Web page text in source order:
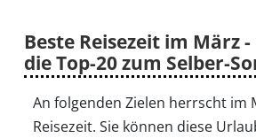
Beste Reisezeit im März -
die Top-20 zum Selber-
An folgenden Zielen herrscht im
Reisezeit. Sie können diese